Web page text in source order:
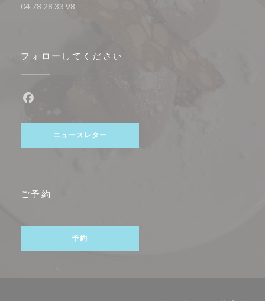
04 78 28 33 98
フォローしてください
ニュースレター
ご予約
予約